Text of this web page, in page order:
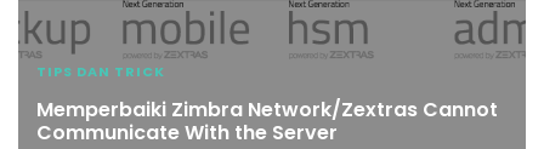
TIPS DAN TRICK
Memperbaiki Zimbra Network/Zextras Cannot
Communicate With the Server